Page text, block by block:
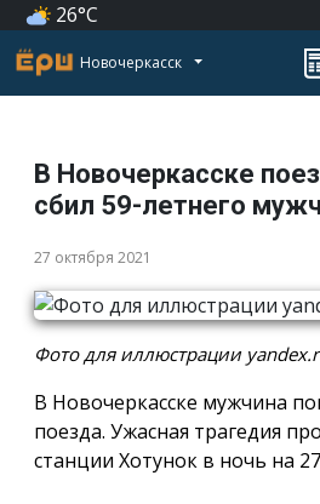
26°C
Новочеркасск
В Новочеркасске
сбил 59-летнего
27 октября 2021
Фото для иллюстрации
В Новочеркасске мужчина
поезда. Ужасная трагедия
станции Хотунок в ночь на